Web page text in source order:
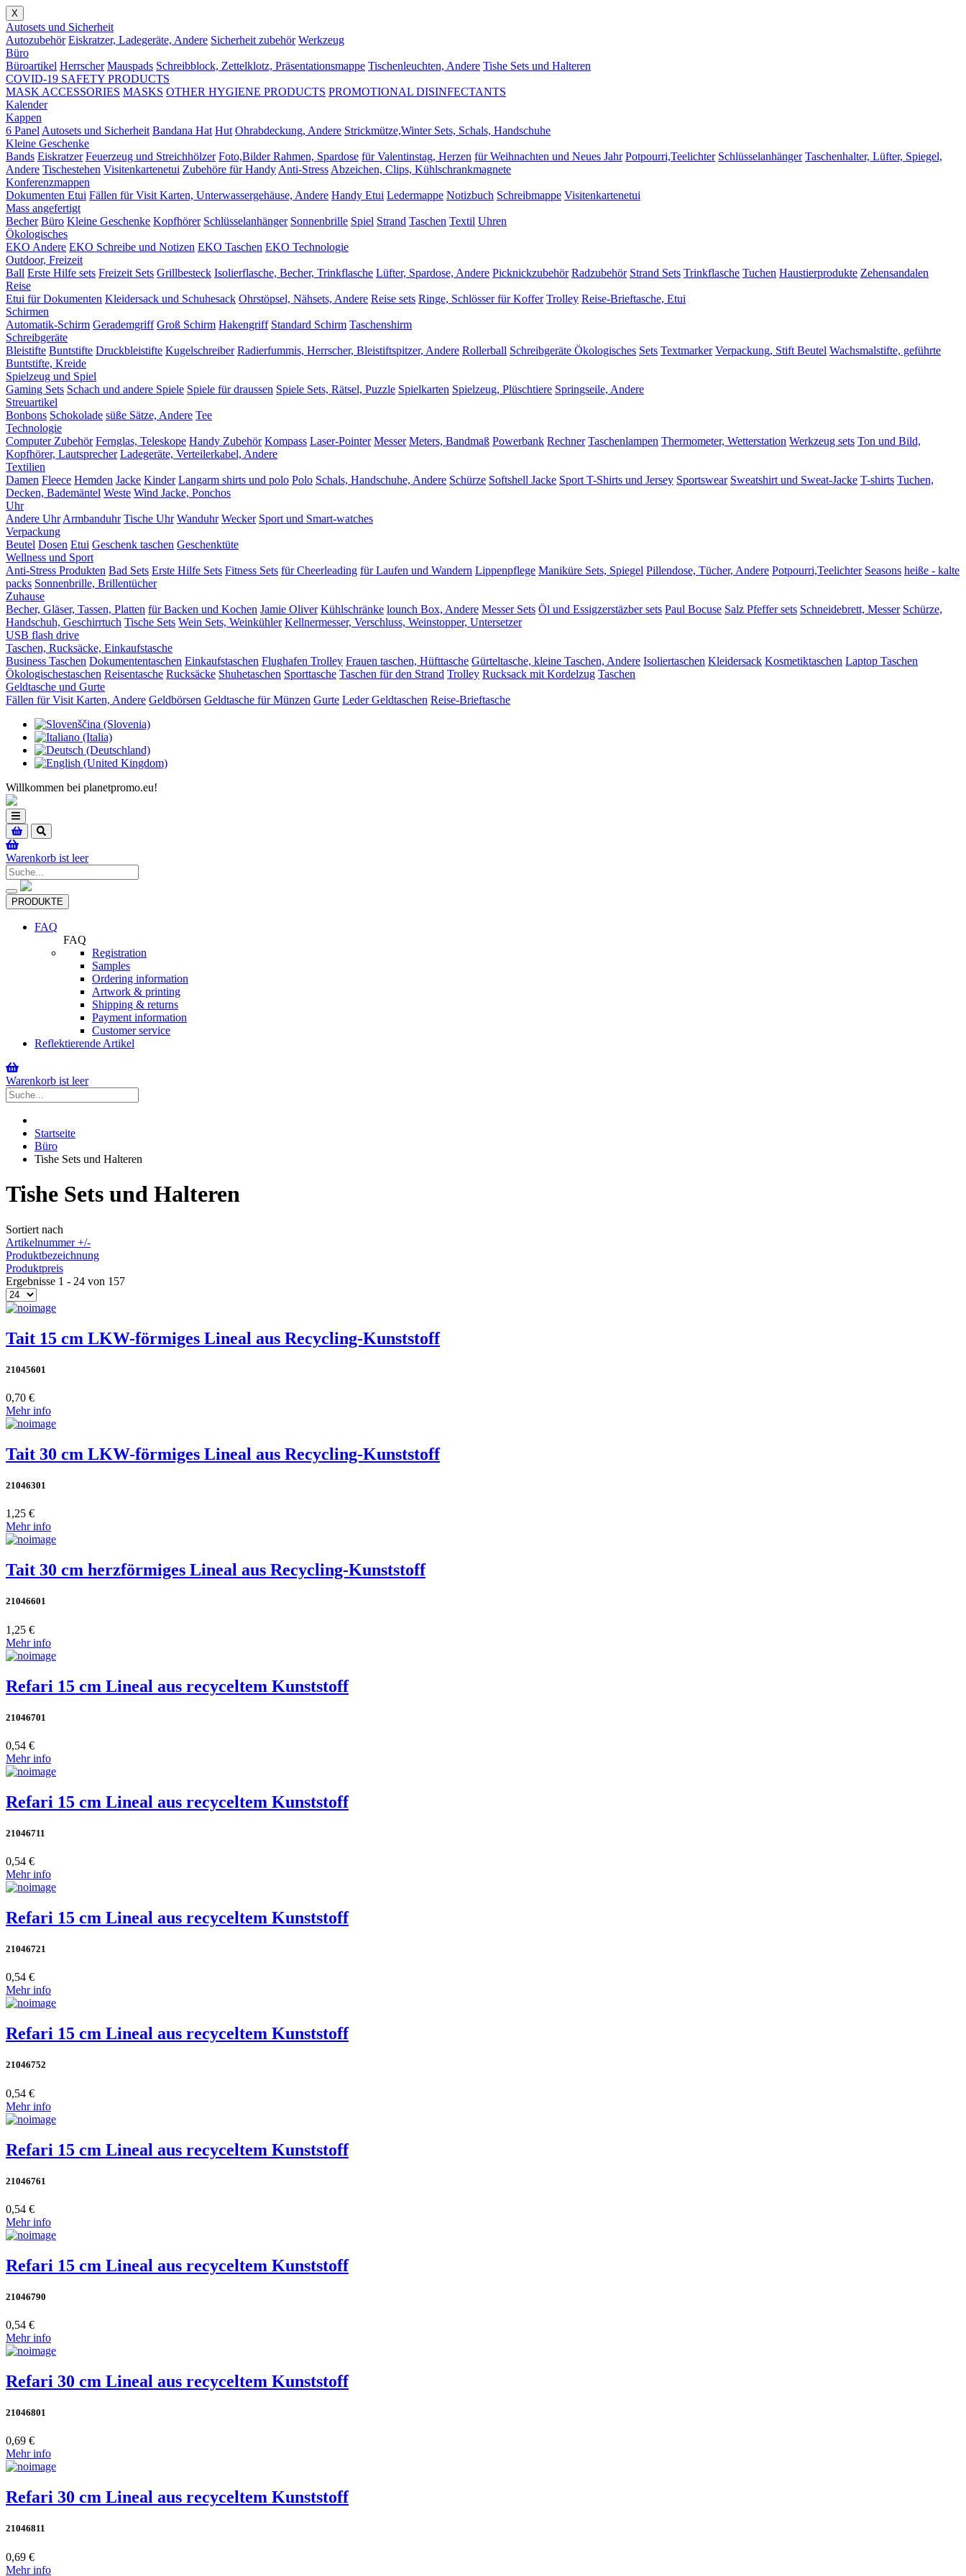
X
Autosets und Sicherheit
Autozubehör Eiskratzer, Ladegeräte, Andere Sicherheit zubehör Werkzeug
Büro
Büroartikel Herrscher Mauspads Schreibblock, Zettelklotz, Präsentationsmappe Tischenleuchten, Andere Tishe Sets und Halteren
COVID-19 SAFETY PRODUCTS
MASK ACCESSORIES MASKS OTHER HYGIENE PRODUCTS PROMOTIONAL DISINFECTANTS
Kalender
Kappen
6 Panel Autosets und Sicherheit Bandana Hat Hut Ohrabdeckung, Andere Strickmütze,Winter Sets, Schals, Handschuhe
Kleine Geschenke
Bands Eiskratzer Feuerzeug und Streichhölzer Foto,Bilder Rahmen, Spardose für Valentinstag, Herzen für Weihnachten und Neues Jahr Potpourri,Teelichter Schlüsselanhänger Taschenhalter, Lüfter, Spiegel,
Andere Tischestehen Visitenkartenetui Zubehöre für Handy Anti-Stress Abzeichen, Clips, Kühlschrankmagnete
Konferenzmappen
Dokumenten Etui Fällen für Visit Karten, Unterwassergehäuse, Andere Handy Etui Ledermappe Notizbuch Schreibmappe Visitenkartenetui
Mass angefertigt
Becher Büro Kleine Geschenke Kopfhörer Schlüsselanhänger Sonnenbrille Spiel Strand Taschen Textil Uhren
Ökologisches
EKO Andere EKO Schreibe und Notizen EKO Taschen EKO Technologie
Outdoor, Freizeit
Ball Erste Hilfe sets Freizeit Sets Grillbesteck Isolierflasche, Becher, Trinkflasche Lüfter, Spardose, Andere Picknickzubehör Radzubehör Strand Sets Trinkflasche Tuchen Haustierprodukte Zehensandalen
Reise
Etui für Dokumenten Kleidersack und Schuhesack Ohrstöpsel, Nähsets, Andere Reise sets Ringe, Schlösser für Koffer Trolley Reise-Brieftasche, Etui
Schirmen
Automatik-Schirm Gerademgriff Groß Schirm Hakengriff Standard Schirm Taschenshirm
Schreibgeräte
Bleistifte Buntstifte Druckbleistifte Kugelschreiber Radierfummis, Herrscher, Bleistiftspitzer, Andere Rollerball Schreibgeräte Ökologisches Sets Textmarker Verpackung, Stift Beutel Wachsmalstifte, geführte
Buntstifte, Kreide
Spielzeug und Spiel
Gaming Sets Schach und andere Spiele Spiele für draussen Spiele Sets, Rätsel, Puzzle Spielkarten Spielzeug, Plüschtiere Springseile, Andere
Streuartikel
Bonbons Schokolade süße Sätze, Andere Tee
Technologie
Computer Zubehör Fernglas, Teleskope Handy Zubehör Kompass Laser-Pointer Messer Meters, Bandmaß Powerbank Rechner Taschenlampen Thermometer, Wetterstation Werkzeug sets Ton und Bild,
Kopfhörer, Lautsprecher Ladegeräte, Verteilerkabel, Andere
Textilien
Damen Fleece Hemden Jacke Kinder Langarm shirts und polo Polo Schals, Handschuhe, Andere Schürze Softshell Jacke Sport T-Shirts und Jersey Sportswear Sweatshirt und Sweat-Jacke T-shirts Tuchen,
Decken, Bademäntel Weste Wind Jacke, Ponchos
Uhr
Andere Uhr Armbanduhr Tische Uhr Wanduhr Wecker Sport und Smart-watches
Verpackung
Beutel Dosen Etui Geschenk taschen Geschenktüte
Wellness und Sport
Anti-Stress Produkten Bad Sets Erste Hilfe Sets Fitness Sets für Cheerleading für Laufen und Wandern Lippenpflege Maniküre Sets, Spiegel Pillendose, Tücher, Andere Potpourri,Teelichter Seasons heiße - kalte
packs Sonnenbrille, Brillentücher
Zuhause
Becher, Gläser, Tassen, Platten für Backen und Kochen Jamie Oliver Kühlschränke lounch Box, Andere Messer Sets Öl und Essigzerstäzber sets Paul Bocuse Salz Pfeffer sets Schneidebrett, Messer Schürze,
Handschuh, Geschirrtuch Tische Sets Wein Sets, Weinkühler Kellnermesser, Verschluss, Weinstopper, Untersetzer
USB flash drive
Taschen, Rucksäcke, Einkaufstasche
Business Taschen Dokumententaschen Einkaufstaschen Flughafen Trolley Frauen taschen, Hüfttasche Gürteltasche, kleine Taschen, Andere Isoliertaschen Kleidersack Kosmetiktaschen Laptop Taschen
Ökologischestaschen Reisentasche Rucksäcke Shuhetaschen Sporttasche Taschen für den Strand Trolley Rucksack mit Kordelzug Taschen
Geldtasche und Gurte
Fällen für Visit Karten, Andere Geldbörsen Geldtasche für Münzen Gurte Leder Geldtaschen Reise-Brieftasche
Willkommen bei planetpromo.eu!
Toggle
navigation
Warenkorb ist leer
Toggle
navigation
PRODUKTE
FAQ
FAQ
Registration
Samples
Ordering information
Artwork & printing
Shipping & returns
Payment information
Customer service
Reflektierende Artikel
Warenkorb ist leer
Startseite
Büro
Tishe Sets und Halteren
Tishe Sets und Halteren
Sortiert nach
Artikelnummer +/-
Produktbezeichnung
Produktpreis
Ergebnisse 1 - 24 von 157
Tait 15 cm LKW-förmiges Lineal aus Recycling-Kunststoff
21045601
0,70 €
Mehr info
Tait 30 cm LKW-förmiges Lineal aus Recycling-Kunststoff
21046301
1,25 €
Mehr info
Tait 30 cm herzförmiges Lineal aus Recycling-Kunststoff
21046601
1,25 €
Mehr info
Refari 15 cm Lineal aus recyceltem Kunststoff
21046701
0,54 €
Mehr info
Refari 15 cm Lineal aus recyceltem Kunststoff
21046711
0,54 €
Mehr info
Refari 15 cm Lineal aus recyceltem Kunststoff
21046721
0,54 €
Mehr info
Refari 15 cm Lineal aus recyceltem Kunststoff
21046752
0,54 €
Mehr info
Refari 15 cm Lineal aus recyceltem Kunststoff
21046761
0,54 €
Mehr info
Refari 15 cm Lineal aus recyceltem Kunststoff
21046790
0,54 €
Mehr info
Refari 30 cm Lineal aus recyceltem Kunststoff
21046801
0,69 €
Mehr info
Refari 30 cm Lineal aus recyceltem Kunststoff
21046811
0,69 €
Mehr info